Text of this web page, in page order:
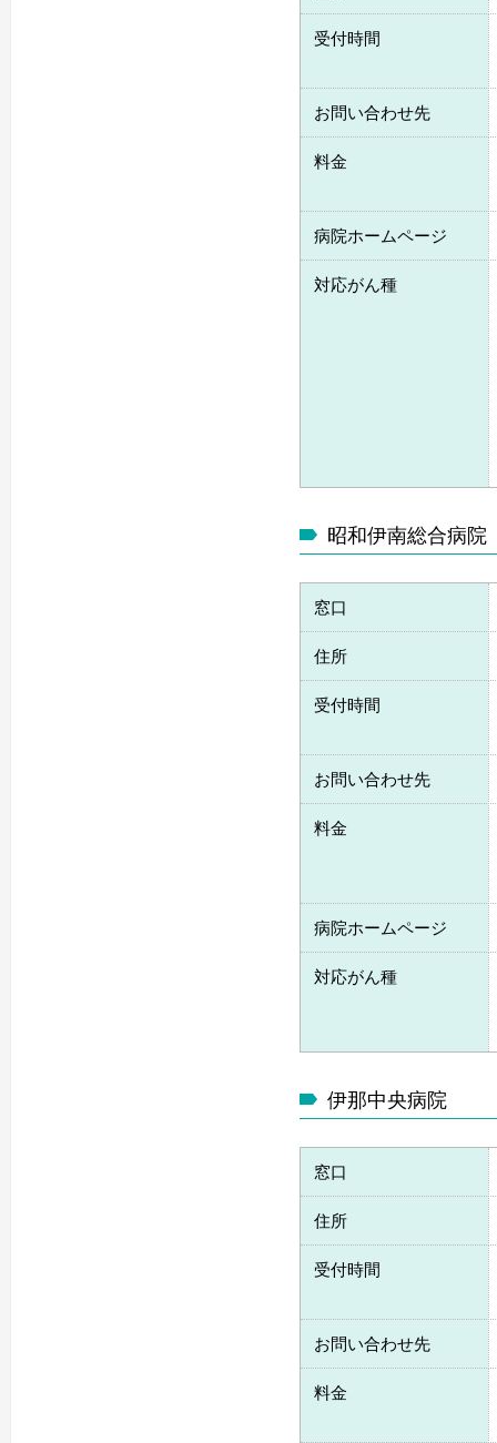
受付時間
お問い合わせ先
料金
病院ホームページ
対応がん種
昭和伊南総合病院
窓口
住所
受付時間
お問い合わせ先
料金
病院ホームページ
対応がん種
伊那中央病院
窓口
住所
受付時間
お問い合わせ先
料金